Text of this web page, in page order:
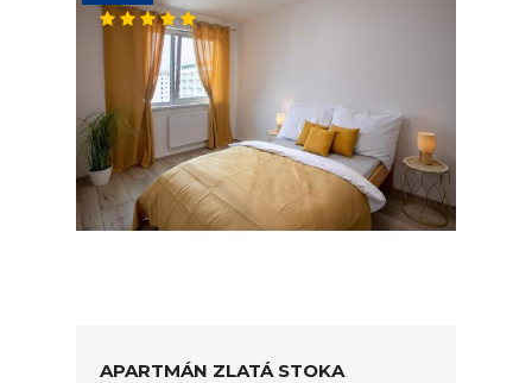
APARTMÁN ZLATÁ STOKA